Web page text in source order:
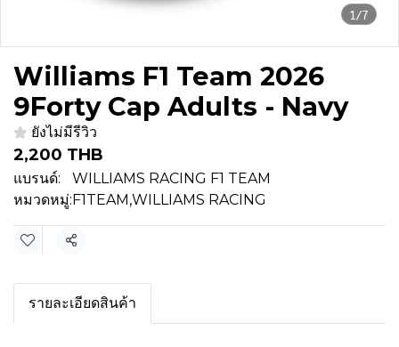
1/7
Williams F1 Team 2026
9Forty Cap Adults - Navy
ยังไม่มีรีวิว
2,200 THB
แบรนด์:
WILLIAMS RACING F1 TEAM
หมวดหมู่:F1TEAM,WILLIAMS RACING
แชร์
รายละเอียดสินค้า